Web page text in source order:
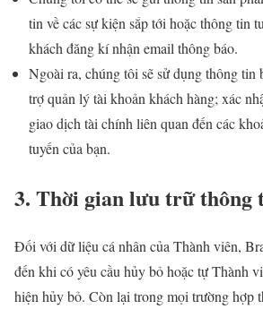
tin về các sự kiện sắp tới hoặc thông tin
khách đăng kí nhận email thông báo.
Ngoài ra, chúng tôi sẽ sử dụng thông tin
trợ quản lý tài khoản khách hàng; xác
giao dịch tài chính liên quan đến các
tuyến của bạn.
3. Thời gian lưu trữ thông
Đối với dữ liệu cá nhân của Thành viên,
đến khi có yêu cầu hủy bỏ hoặc tự Thành
hiện hủy bỏ. Còn lại trong mọi trường hợp